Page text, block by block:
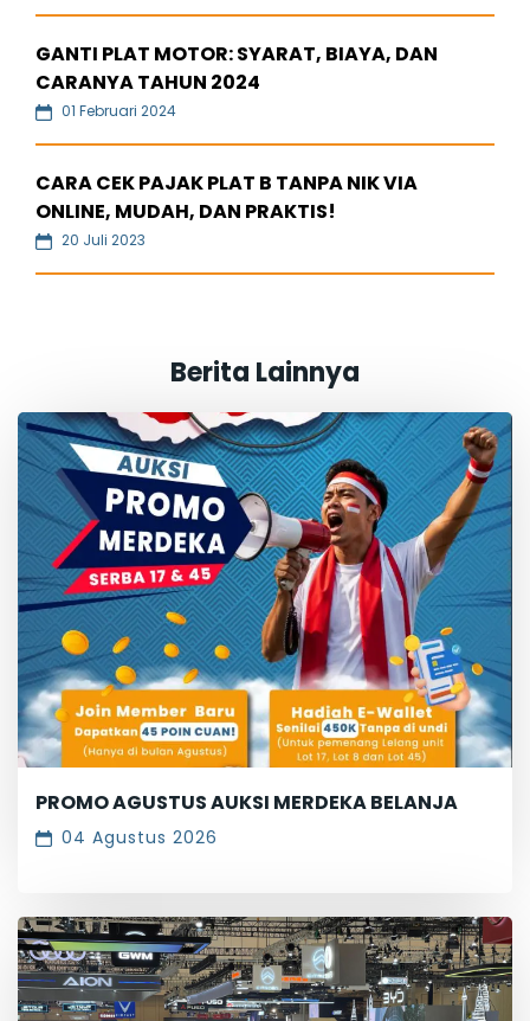
GANTI PLAT MOTOR: SYARAT, BIAYA, DAN
CARANYA TAHUN 2024
01 Februari 2024
CARA CEK PAJAK PLAT B TANPA NIK VIA
ONLINE, MUDAH, DAN PRAKTIS!
20 Juli 2023
Berita Lainnya
PROMO AGUSTUS AUKSI MERDEKA BELANJA
04 Agustus 2026